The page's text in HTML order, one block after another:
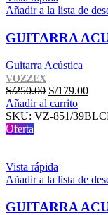
Añadir a la lista de
GUITARRA
Guitarra Acústica
VOZZEX
S/250.00 El
precio
original
S/179.00El
Añadir al carrito
SKU: VZ-851/
Oferta
Vista rápida
Añadir a la lista de
GUITARRA